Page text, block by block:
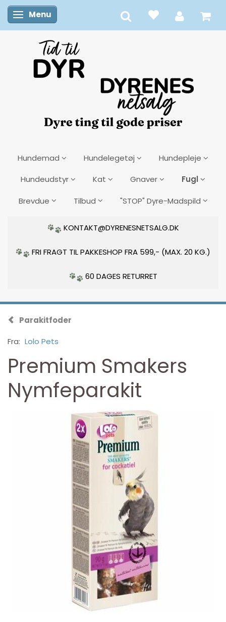
Skifte navigation
Menu
Hundemad Hundelegetøj Hundepleje
Hundeudstyr Kat Gnaver Fugl
Brevdue Tilbud "STOP" Dyre-Madspild
KONTAKT@DYRENESNETSALG.DK
FRI FRAGT TIL PAKKESHOP FRA 599,- (MAX. 20 KG.)
60 DAGES RETURRET
Parakitfoder
Fra: Lolo Pets
Premium Smakers
Nymfeparakit